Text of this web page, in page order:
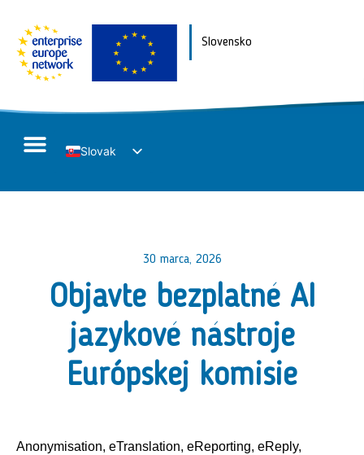
Slovensko
Slovak
30 marca, 2026
Objavte bezplatné AI
jazykové nástroje
Európskej komisie
Anonymisation, eTranslation, eReporting, eReply,